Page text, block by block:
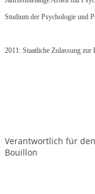
Studium der Psychologie und
2011: Staatliche Zulassung
Verantwortlich für
Bouillon